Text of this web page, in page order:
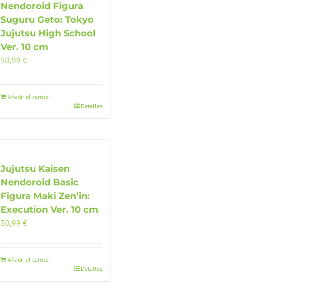
Nendoroid Figura
Suguru Geto: Tokyo
Jujutsu High School
Ver. 10 cm
50,99€
Añadir al carrito
Detalles
Jujutsu Kaisen
Nendoroid Basic
Figura Maki Zen’in:
Execution Ver. 10 cm
30,99€
Añadir al carrito
Detalles